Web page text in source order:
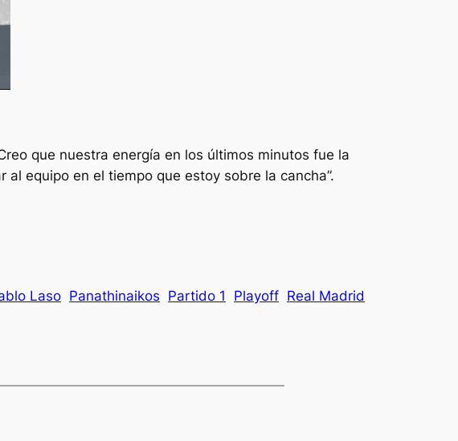
que nuestra energía en los últimos minutos fue la
equipo en el tiempo que estoy sobre la cancha”.
Laso Panathinaikos Partido 1 Playoff Real Madrid